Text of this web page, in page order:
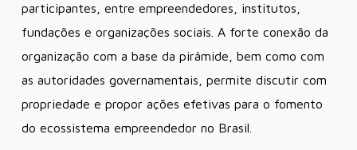
participantes, entre empreendedores, institutos,
fundações e organizações sociais. A forte conexão da
organização com a base da pirâmide, bem como com
as autoridades governamentais, permite discutir com
propriedade e propor ações efetivas para o fomento
do ecossistema empreendedor no Brasil.